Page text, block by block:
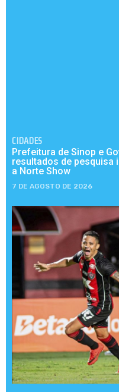
CIDADES
Prefeitura de Sinop e
resultados de pesquisa
a Norte Show
7 DE AGOSTO DE 2026